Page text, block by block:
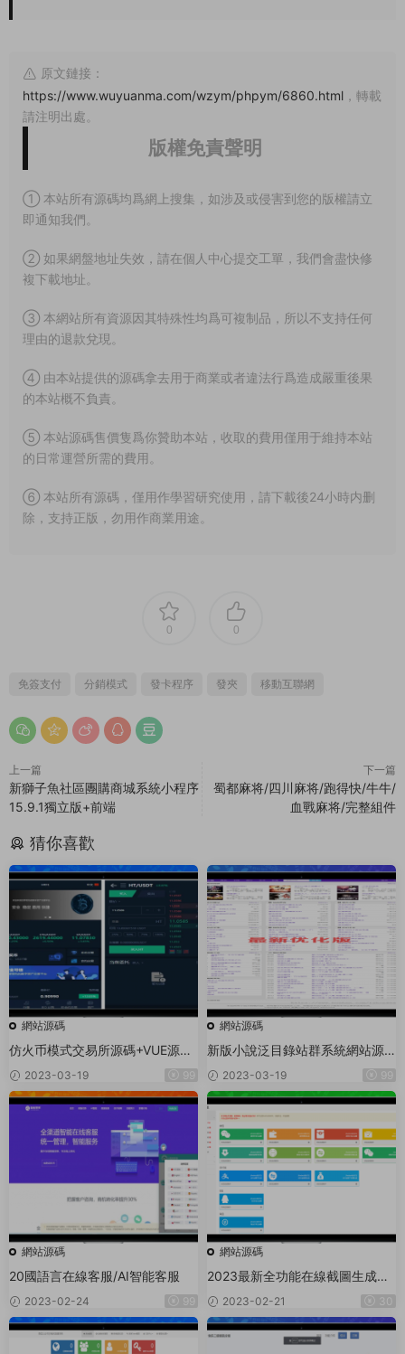
原文鏈接：
https://www.wuyuanma.com/wzym/phpym/6860.html ，轉載
請注明出處。
版權免責聲明
① 本站所有源碼均爲網上搜集，如涉及或侵害到您的版權請立
即通知我們。
② 如果網盤地址失效，請在個人中心提交工單，我們會盡快修
複下載地址。
③ 本網站所有資源因其特殊性均爲可複制品，所以不支持任何
理由的退款兌現。
④ 由本站提供的源碼拿去用于商業或者違法行爲造成嚴重後果
的本站概不負責。
⑤ 本站源碼售價隻爲你贊助本站，收取的費用僅用于維持本站
的日常運營所需的費用。
⑥ 本站所有源碼，僅用作學習研究使用，請下載後24小時内删
除，支持正版，勿用作商業用途。
0 0
免簽支付 分銷模式 發卡程序 發夾 移動互聯網
上一篇
新獅子魚社區團購商城系統小程序
15.9.1獨立版+前端
下一篇
蜀都麻将/四川麻将/跑得快/牛牛/
血戰麻将/完整組件
猜你喜歡
網站源碼
仿火币模式交易所源碼+VUE源碼
可二開法币交易_币币交易_合約交
易_期權交易+流動性挖礦UP理财
LEO認購運營
2023-03-19
網站源碼
新版小說泛目錄站群系統網站源
碼 小說站群源碼海量關鍵詞霸屏
2023-03-19
網站源碼
20國語言在線客服/AI智能客服
2023-02-24
網站源碼
2023最新全功能在線截圖生成器
工具網頁版網站源碼+視頻教程
2023-02-21 30